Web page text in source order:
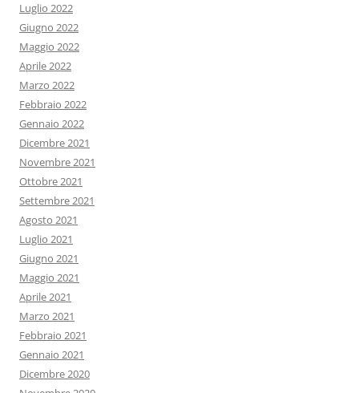
Luglio 2022
Giugno 2022
Maggio 2022
Aprile 2022
Marzo 2022
Febbraio 2022
Gennaio 2022
Dicembre 2021
Novembre 2021
Ottobre 2021
Settembre 2021
Agosto 2021
Luglio 2021
Giugno 2021
Maggio 2021
Aprile 2021
Marzo 2021
Febbraio 2021
Gennaio 2021
Dicembre 2020